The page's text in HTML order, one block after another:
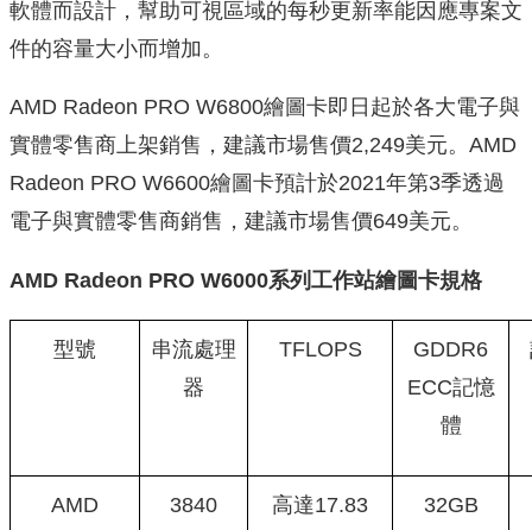
軟體而設計， 幫助可視區域的每秒更新率能因應專案文
件的容量大小而增加。
AMD Radeon PRO W6800繪圖卡即日起於各大電子與
實體零售商上架銷售， 建議市場售價2,249美元。AMD
Radeon PRO W6600繪圖卡預計於2021年第3季透過
電子與實體零售商銷售，建議市場售價649美元。
AMD Radeon PRO W6000系列工作站繪圖卡規格
型號
串流處理
器
TFLOPS
GDDR6
ECC記憶
體
AMD
3840
高達17.83
32GB